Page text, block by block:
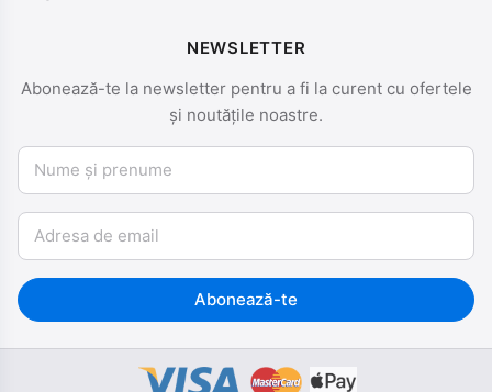
NEWSLETTER
Abonează-te la newsletter pentru a fi la curent cu ofertele
și noutățile noastre.
Nume și prenume
Email
Abonează-te